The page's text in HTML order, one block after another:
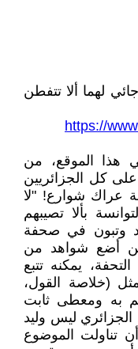
لهما ألا تتفطن
https://
هذا الموقع، من
كل الجزائريين
عراك شوارع! "لا
بألا تصيبهم
وتبون في صحفة
أضع شواهد من
يمكنه تتبع
(خلاصة القول،
به ومعطى ثابت
ليس وليد
تناولت الموضوع